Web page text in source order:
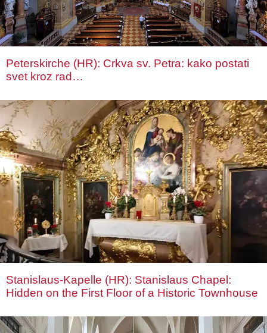
Peterskirche (HR): Crkva sv. Petra: kako postati
svet kroz rad…
Stanislaus-Kapelle (HR): Stanislaus Chapel:
Hidden on the First Floor of a Historic Townhouse